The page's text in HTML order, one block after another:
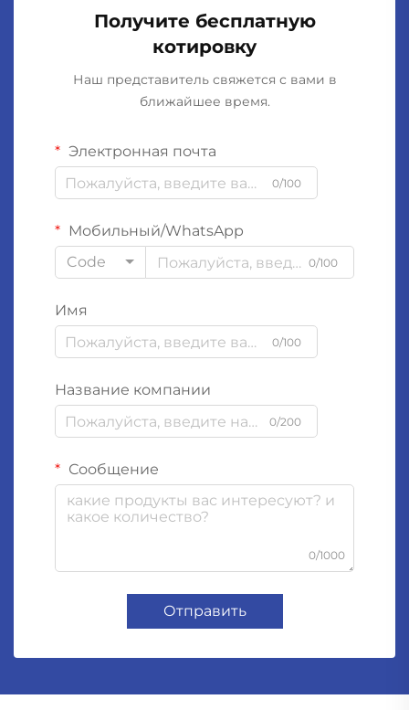
Получите бесплатную
котировку
Наш представитель свяжется с вами в
ближайшее время.
Электронная почта
0/100
Мобильный/WhatsApp
Code
0/100
Имя
0/100
Название компании
0/200
Сообщение
0/1000
Отправить